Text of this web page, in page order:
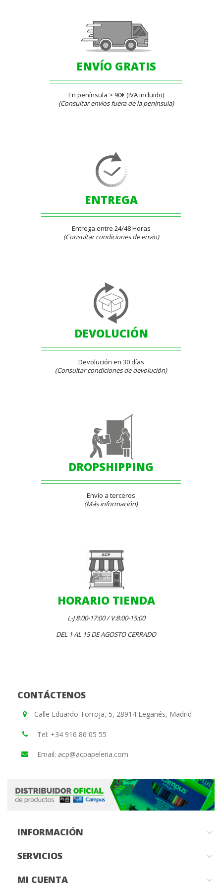
ENVÍO GRATIS
En península > 90€ (IVA incluido)
(Consultar envios fuera de la península)
ENTREGA
Entrega entre 24/48 Horas
(Consultar condiciones de envio)
DEVOLUCIÓN
Devolución en 30 días
(Consultar condiciones de devolución)
DROPSHIPPING
Envío a terceros
(Más información)
HORARIO TIENDA
L-J 8:00-17:00 / V:8:00-15:00
DEL 1 AL 15 DE AGOSTO CERRADO
CONTÁCTENOS
Calle Eduardo Torroja, 5, 28914 Leganés, Madrid
Tel: +34 916 86 05 55
Email: acp@acpapeleria.com
INFORMACIÓN 
SERVICIOS 
MI CUENTA 